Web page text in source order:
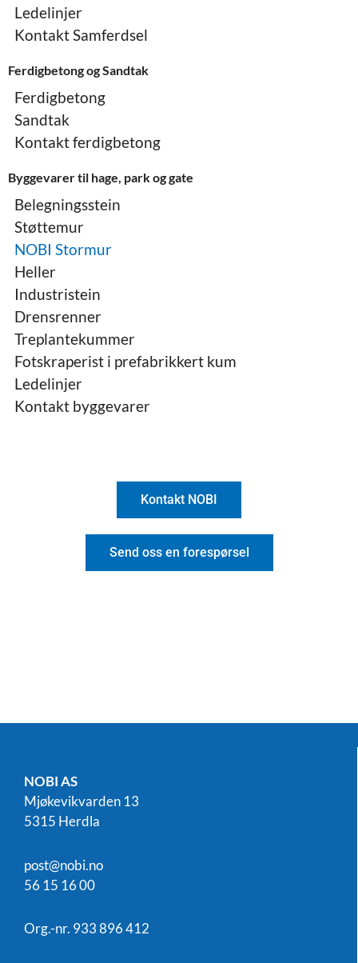
Ledelinjer
Kontakt Samferdsel
Ferdigbetong og Sandtak
Ferdigbetong
Sandtak
Kontakt ferdigbetong
Byggevarer til hage, park og gate
Belegningsstein
Støttemur
NOBI Stormur
Heller
Industristein
Drensrenner
Treplantekummer
Fotskraperist i prefabrikkert kum
Ledelinjer
Kontakt byggevarer
Kontakt NOBI
Send oss en forespørsel
NOBI AS
Mjøkevikvarden 13
5315 Herdla
post@nobi.no
56 15 16 00
Org.-nr. 933 896 412